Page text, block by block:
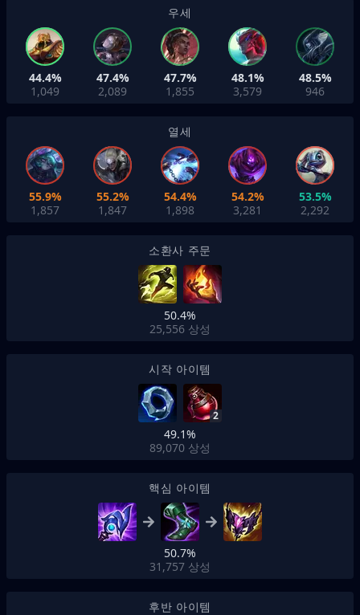
우세
44.4%
1,049
47.4%
2,089
47.7%
1,855
48.1%
3,579
48.5%
946
열세
55.9%
1,857
55.2%
1,847
54.4%
1,898
54.2%
3,281
53.5%
2,292
소환사 주문
50.4%
25,556 상성
시작 아이템
2
49.1%
89,070 상성
핵심 아이템
50.7%
31,757 상성
후반 아이템